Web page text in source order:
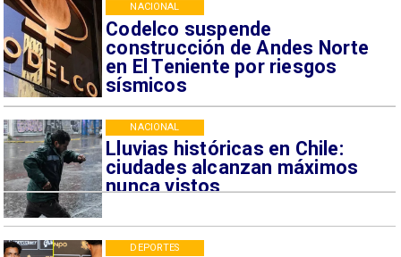
Codelco suspende
construcción de Andes Norte
en El Teniente por riesgos
sísmicos
NACIONAL
Lluvias históricas en Chile:
ciudades alcanzan máximos
nunca vistos
NACIONAL
DEPORTES